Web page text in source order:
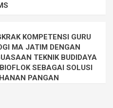
KOMPETENSI GURU
MA JATIM DENGAN
TEKNIK BUDIDAYA
SEBAGAI SOLUSI
PANGAN